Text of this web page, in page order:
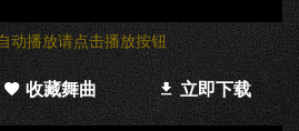
动播放请点击播放按钮
收藏舞曲 立即下载